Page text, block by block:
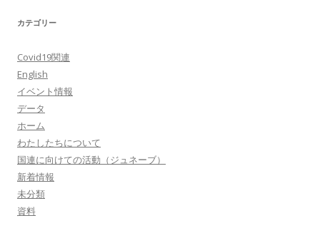
カテゴリー
Covid19関連
English
イベント情報
データ
ホーム
わたしたちについて
国連に向けての活動（ジュネーブ）
新着情報
未分類
資料